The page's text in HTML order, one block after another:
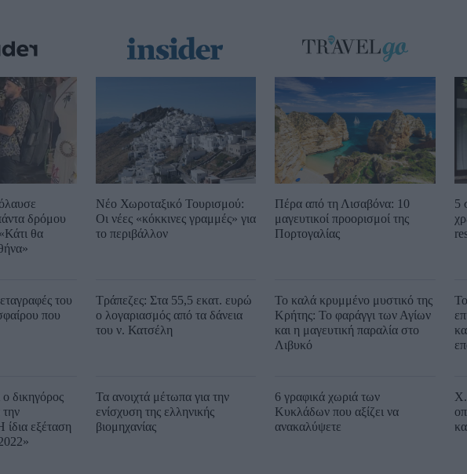
δρόμου
θα
του
που
δικηγόρος
την
ίδια εξέταση
Νέο Χωροταξικό Τουρισμού:
Οι νέες «κόκκινες γραμμές» για
το περιβάλλον
Τράπεζες: Στα 55,5 εκατ. ευρώ
ο λογαριασμός από τα δάνεια
του ν. Κατσέλη
Τα ανοιχτά μέτωπα για την
ενίσχυση της ελληνικής
βιομηχανίας
Πέρα από τη Λισαβόνα: 10
μαγευτικοί προορισμοί της
Πορτογαλίας
Το καλά κρυμμένο μυστικό της
Κρήτης: Το φαράγγι των Αγίων
και η μαγευτική παραλία στο
Λιβυκό
6 γραφικά χωριά των
Κυκλάδων που αξίζει να
ανακαλύψετε
5